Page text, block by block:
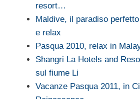
resort…
Maldive, il paradiso
e relax
Pasqua 2010, relax in
Shangri La Hotels and
sul fiume Li
Vacanze Pasqua 2011, in